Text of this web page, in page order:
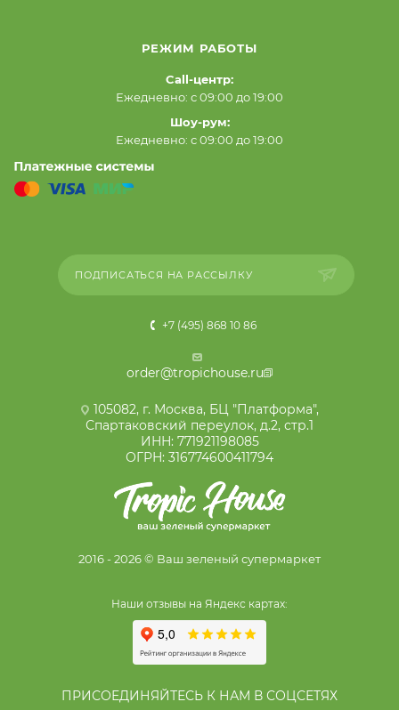
РЕЖИМ РАБОТЫ
Call-центр:
Ежедневно: с 09:00 до 19:00
Шоу-рум:
Ежедневно: с 09:00 до 19:00
ПОДПИСАТЬСЯ НА РАССЫЛКУ
+7 (495) 868 10 86
order@tropichouse.ru
105082, г. Москва, БЦ "Платформа",
Спартаковский переулок, д.2, стр.1
ИНН: 771921198085
ОГРН: 316774600411794
2016 - 2026 © Ваш зеленый супермаркет
Наши отзывы на Яндекс картах:
ПРИСОЕДИНЯЙТЕСЬ К НАМ В СОЦСЕТЯХ